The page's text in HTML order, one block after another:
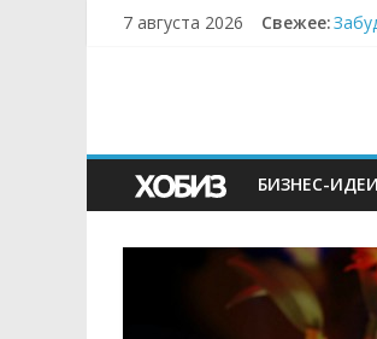
7 августа 2026 Свежее:
БИЗНЕС-ИДЕИ